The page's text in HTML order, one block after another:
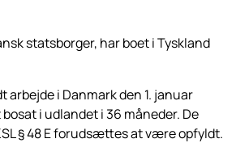
statsborger, har boet i Tyskland
i Danmark den 1. januar
i udlandet i 36 måneder. De
§ 48 E forudsættes at være opfyldt.